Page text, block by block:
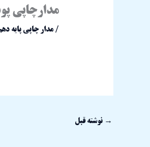
مدارچاپی پودمان سوم
/ مدار چاپی پایه
→ نوشته قبل